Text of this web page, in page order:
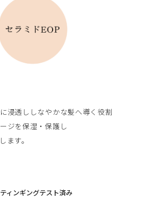
浸透ししなやかな髪へ導く役割
ジを保湿・保護し
ます。
ィンギングテスト済み